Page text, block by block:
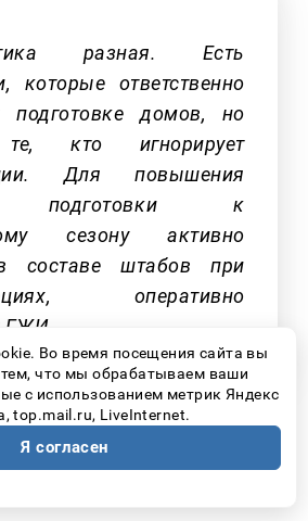
разная. Есть
которые ответственно
подготовке домов, но
кто игнорирует
Для повышения
подготовки к
сезону активно
составе штабов при
оперативно
ГЖИ.
единая система оценки
Во время посещения сайта вы
тем, что мы обрабатываем ваши
с использованием метрик Яндекс
top.mail.ru, LiveInternet.
Я согласен